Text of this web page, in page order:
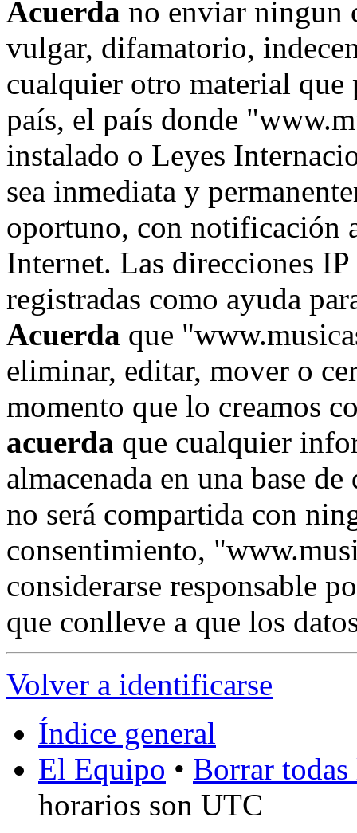
Acuerda no enviar ningun
vulgar, difamatorio,
cualquier otro material
país, el país donde
instalado o Leyes
sea inmediata y
oportuno, con notificación
Internet. Las direcciones
registradas como ayuda
Acuerda que
eliminar, editar, mover o
momento que lo creamos
acuerda que cualquier
almacenada en una base
no será compartida con
consentimiento,
considerarse responsable
que conlleve a que los
Volver a identificarse
Índice general
El Equipo • Borrar
horarios son UTC